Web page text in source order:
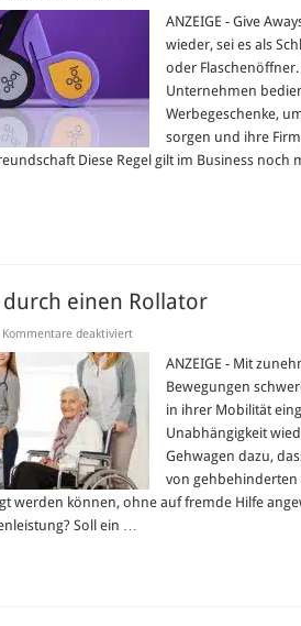
positive
Aufmerksamkeit
sorgen
ANZEIGE - Give
wieder, sei es als
oder
Unternehmen
Werbegeschenke,
sorgen und ihre
Diese Regel gilt im Business noch
einen Rollator
Kommentare deaktiviertfür
Mobilität
einen
Rollator
ANZEIGE - Mit
Bewegungen
in ihrer Mobilität
Unabhängigkeit
Gehwagen dazu,
von
werden können, ohne auf fremde Hilfe
Soll ein …